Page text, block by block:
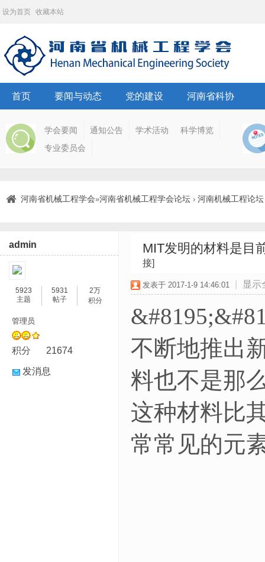
设为首页 收藏本站
首页 要闻与动态 党的建设 河南省科协
学会要闻 通知公告 学术活动
科学博览
专业委员会
河南省机械工程学会»河南省机械工程学会论坛 › 河南机械工程论坛
admin
5923
主题
5931
帖子
2万
积分
管理员
积分 21674
发消息
MIT发明的材料是目
接]
发表于 2017-1-9 14:46:01 显示
不断地推出
料也不是那
这种材料比
常常见的元